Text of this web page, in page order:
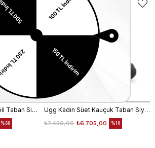
Rouge Kadın Strech Poli Taban Siyah Günlük Bot
%69
Ugg Kadın Süet Kauçuk Taban Siyah Günlük Bot
₺6.705,00
₺7.450,00 %10
EKLE5
KODUYLA
%5
EKSTRA